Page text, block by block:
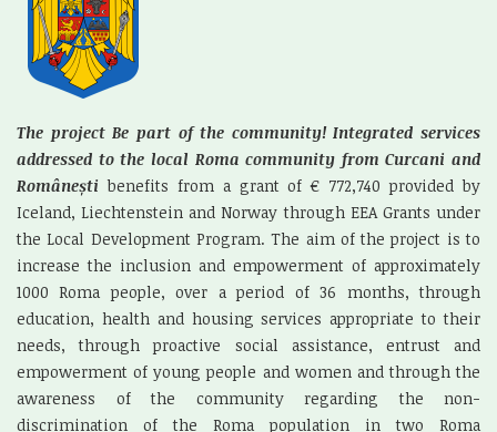
The projectBe part of the community! Integrated services
addressed to the local Roma community from Curcani and
Românești benefits from a grant of € 772,740 provided by
Iceland, Liechtenstein and Norway through EEA Grants under
the Local Development Program. The aim of the project is to
increase the inclusion and empowerment of approximately
1000 Roma people, over a period of 36 months, through
education, health and housing services appropriate to their
needs, through proactive social assistance, entrust and
empowerment of young people and women and through the
awareness of the community regarding the non-
discrimination of the Roma population in two Roma